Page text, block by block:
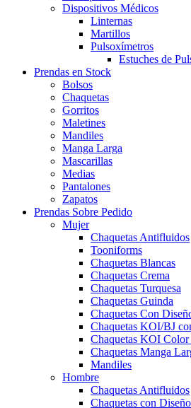
Dispositivos Médicos
Linternas
Martillos
Pulsoxímetros
Estuches de
Prendas en Stock
Bolsos
Chaquetas
Gorritos
Maletines
Mandiles
Manga Larga
Mascarillas
Medias
Pantalones
Zapatos
Prendas Sobre Pedido
Mujer
Chaquetas Antifluidos
Tooniforms
Chaquetas Blancas
Chaquetas Crema
Chaquetas Turquesa
Chaquetas Guinda
Chaquetas Con
Chaquetas KOI/BJ
Chaquetas KOI Color
Chaquetas Manga
Mandiles
Hombre
Chaquetas Antifluidos
Chaquetas con Diseño